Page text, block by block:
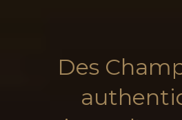
Des